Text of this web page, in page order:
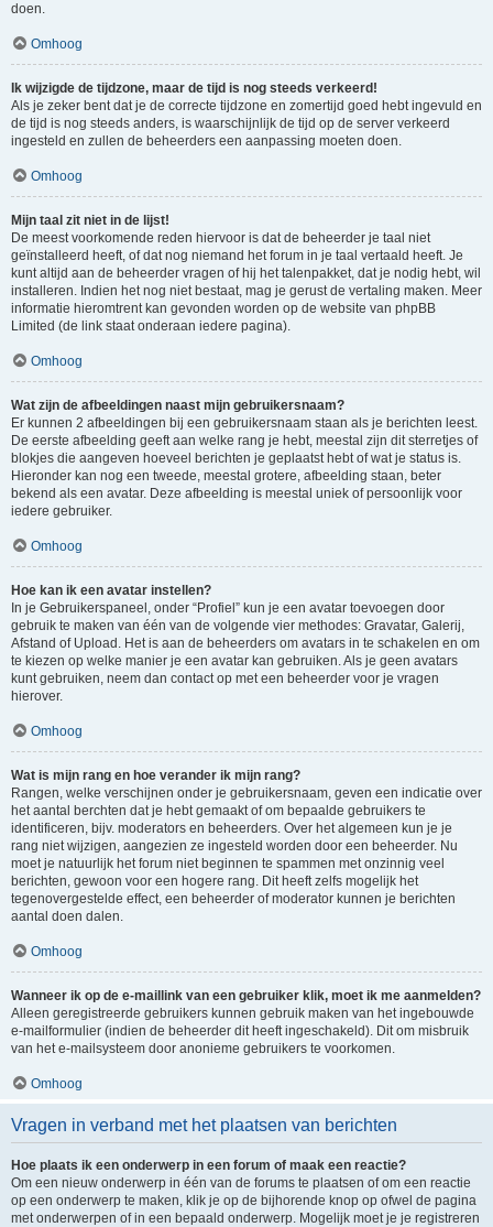
doen.
Omhoog
Ik wijzigde de tijdzone, maar de tijd is nog steeds verkeerd!
Als je zeker bent dat je de correcte tijdzone en zomertijd goed hebt ingevuld en
de tijd is nog steeds anders, is waarschijnlijk de tijd op de server verkeerd
ingesteld en zullen de beheerders een aanpassing moeten doen.
Omhoog
Mijn taal zit niet in de lijst!
De meest voorkomende reden hiervoor is dat de beheerder je taal niet
geïnstalleerd heeft, of dat nog niemand het forum in je taal vertaald heeft. Je
kunt altijd aan de beheerder vragen of hij het talenpakket, dat je nodig hebt, wil
installeren. Indien het nog niet bestaat, mag je gerust de vertaling maken. Meer
informatie hieromtrent kan gevonden worden op de website van phpBB
Limited (de link staat onderaan iedere pagina).
Omhoog
Wat zijn de afbeeldingen naast mijn gebruikersnaam?
Er kunnen 2 afbeeldingen bij een gebruikersnaam staan als je berichten leest.
De eerste afbeelding geeft aan welke rang je hebt, meestal zijn dit sterretjes of
blokjes die aangeven hoeveel berichten je geplaatst hebt of wat je status is.
Hieronder kan nog een tweede, meestal grotere, afbeelding staan, beter
bekend als een avatar. Deze afbeelding is meestal uniek of persoonlijk voor
iedere gebruiker.
Omhoog
Hoe kan ik een avatar instellen?
In je Gebruikerspaneel, onder “Profiel” kun je een avatar toevoegen door
gebruik te maken van één van de volgende vier methodes: Gravatar, Galerij,
Afstand of Upload. Het is aan de beheerders om avatars in te schakelen en om
te kiezen op welke manier je een avatar kan gebruiken. Als je geen avatars
kunt gebruiken, neem dan contact op met een beheerder voor je vragen
hierover.
Omhoog
Wat is mijn rang en hoe verander ik mijn rang?
Rangen, welke verschijnen onder je gebruikersnaam, geven een indicatie over
het aantal berchten dat je hebt gemaakt of om bepaalde gebruikers te
identificeren, bijv. moderators en beheerders. Over het algemeen kun je je
rang niet wijzigen, aangezien ze ingesteld worden door een beheerder. Nu
moet je natuurlijk het forum niet beginnen te spammen met onzinnig veel
berichten, gewoon voor een hogere rang. Dit heeft zelfs mogelijk het
tegenovergestelde effect, een beheerder of moderator kunnen je berichten
aantal doen dalen.
Omhoog
Wanneer ik op de e-maillink van een gebruiker klik, moet ik me aanmelden?
Alleen geregistreerde gebruikers kunnen gebruik maken van het ingebouwde
e-mailformulier (indien de beheerder dit heeft ingeschakeld). Dit om misbruik
van het e-mailsysteem door anonieme gebruikers te voorkomen.
Omhoog
Vragen in verband met het plaatsen van berichten
Hoe plaats ik een onderwerp in een forum of maak een reactie?
Om een nieuw onderwerp in één van de forums te plaatsen of om een reactie
op een onderwerp te maken, klik je op de bijhorende knop op ofwel de pagina
met onderwerpen of in een bepaald onderwerp. Mogelijk moet je je registreren